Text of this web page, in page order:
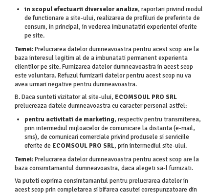
in scopul efectuarii diverselor analize, raportari privind modul
de functionare a site-ului, realizarea de profiluri de preferinte de
consum, in principal, in vederea imbunatatiri experientei oferite
pe site.
Temei: Prelucrarea datelor dumneavoastra pentru acest scop are la
baza interesul legitim al de a imbunatati permanent experienta
clientilor pe site. Furnizarea datelor dumneavoastra in acest scop
este voluntara. Refuzul furnizarii datelor pentru acest scop nu va
avea urmari negative pentru dumneavoastra.
B. Daca sunteti vizitator al site-ului, ECOMSOUL PRO SRL
prelucreaza datele dumneavoastra cu caracter personal astfel:
pentru activitati de marketing, respectiv pentru transmiterea,
prin intermediul mijloacelor de comunicare la distanta (e-mail,
sms), de comunicari comerciale privind produsele si serviciile
oferite de ECOMSOUL PRO SRL, prin intermediul site-ului.
Temei: Prelucrarea datelor dumneavoastra pentru acest scop are la
baza consimtamantul dumneavoastra, daca alegeti sa-l furnizati.
Va puteti exprima consimtamantul pentru prelucrarea datelor in
acest scop prin completarea si bifarea casutei corespunzatoare din